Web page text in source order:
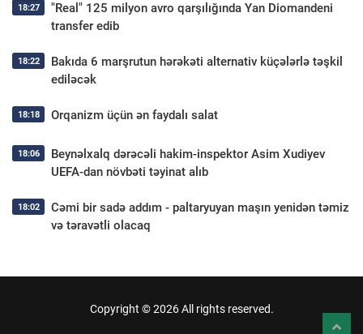
18:27
"Real" 125 milyon avro qarşılığında Yan Diomandeni
transfer edib
18:22
Bakıda 6 marşrutun hərəkəti alternativ küçələrlə təşkil
ediləcək
18:18 Orqanizm üçün ən faydalı salat
18:06
Beynəlxalq dərəcəli hakim-inspektor Asim Xudiyev
UEFA-dan növbəti təyinat alıb
18:02
Cəmi bir sadə addım - paltaryuyan maşın yenidən təmiz
və təravətli olacaq
Copyright © 2026 All rights reserved.